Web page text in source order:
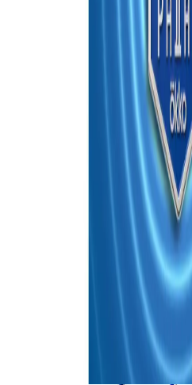
Лето — время производить
коллекция мерча
по самым летним локациям
ДРУГИЕ ТОВАРЫ